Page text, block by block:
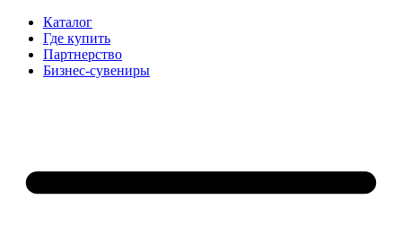
Каталог
Где купить
Партнерство
Бизнес-сувениры